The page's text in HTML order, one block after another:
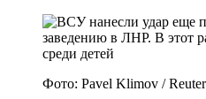
Фото: Pavel Klimov /